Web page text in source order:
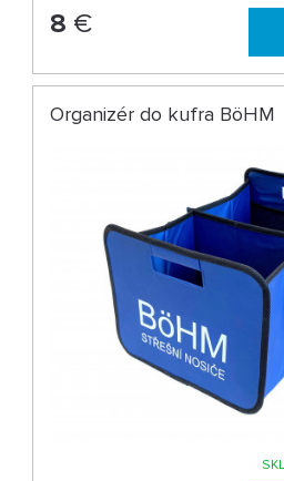
8 €
Organizér do kufra BöHM